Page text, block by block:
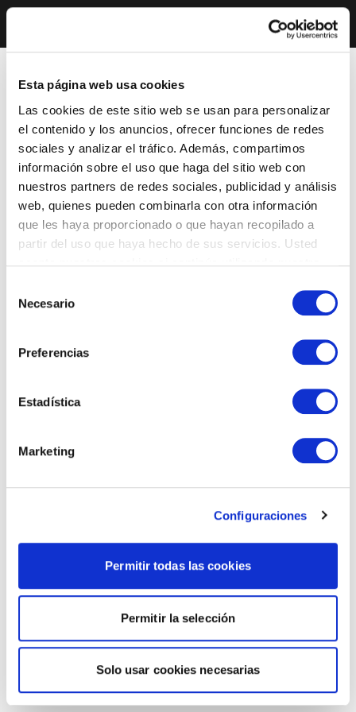
Esta página web usa cookies
Las cookies de este sitio web se usan para personalizar
el contenido y los anuncios, ofrecer funciones de redes
sociales y analizar el tráfico. Además, compartimos
información sobre el uso que haga del sitio web con
nuestros partners de redes sociales, publicidad y análisis
web, quienes pueden combinarla con otra información
que les haya proporcionado o que hayan recopilado a
partir del uso que haya hecho de sus servicios. Usted
Necesario
Preferencias
Estadística
Marketing
Configuraciones
Permitir todas las cookies
Permitir la selección
Solo usar cookies necesarias